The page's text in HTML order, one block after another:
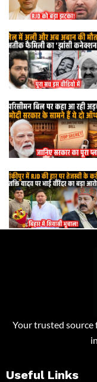
Your trusted source
Useful Links